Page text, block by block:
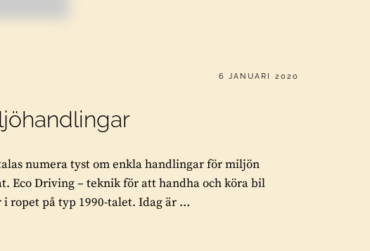
PUBLICERAT
6 JANUARI 2020
numera tyst om enkla handlingar för miljön
Eco Driving – teknik för att handha och köra bil
ropet på typ 1990-talet. Idag är …